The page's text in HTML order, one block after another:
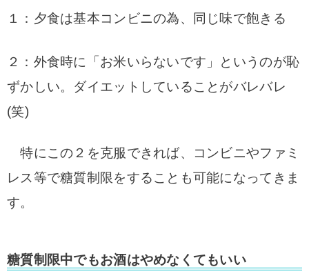
１：夕食は基本コンビニの為、同じ味で飽きる
２：外食時に「お米いらないです」というのが恥
ずかしい。ダイエットしていることがバレバレ
(笑)
特にこの２を克服できれば、コンビニやファミ
レス等で糖質制限をすることも可能になってきま
す。
糖質制限中でもお酒はやめなくてもいい